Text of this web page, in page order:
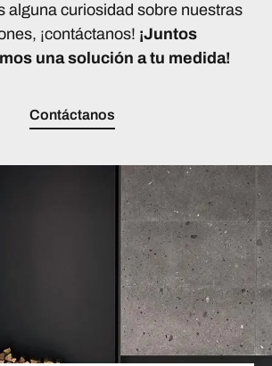
alguna curiosidad sobre nuestras
¡contáctanos! ¡Juntos
una solución a tu medida!
Contáctanos